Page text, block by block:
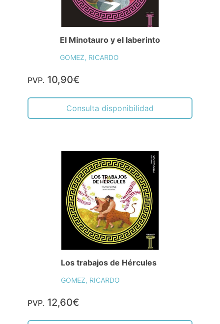
El Minotauro y el laberinto
GOMEZ, RICARDO
PVP. 10,90€
Consulta disponibilidad
Los trabajos de Hércules
GOMEZ, RICARDO
PVP. 12,60€